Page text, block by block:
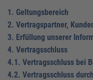
1. Geltungsbereich
2. Vertragspartner,
3. Erfüllung unserer
4. Vertragsschluss
4.1. Vertragsschluss bei
4.2. Vertragsschluss